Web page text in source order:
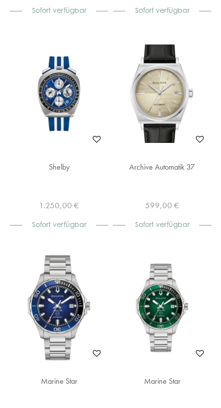
Sofort verfügbar Sofort verfügbar
Shelby
1.250,00 €
Sofort verfügbar
Archive Automatik 37
599,00 €
Sofort verfügbar
Marine Star Marine Star